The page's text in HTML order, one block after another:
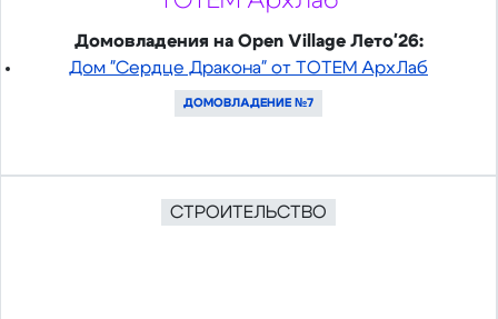
Домовладения на Open Village Лето'26:
Дом "Сердце Дракона" от ТОТЕМ АрхЛаб
ДОМОВЛАДЕНИЕ №7
СТРОИТЕЛЬСТВО